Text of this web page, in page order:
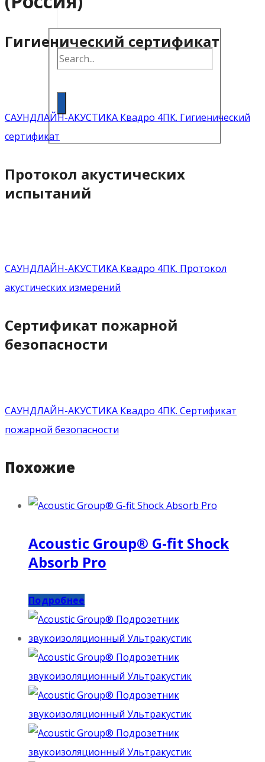
Гигиенический сертификат
САУНДЛАЙН-АКУСТИКА Квадро 4ПК. Гигиенический
сертификат
Протокол акустических
испытаний
САУНДЛАЙН-АКУСТИКА Квадро 4ПК. Протокол
акустических измерений
Сертификат пожарной
безопасности
САУНДЛАЙН-АКУСТИКА Квадро 4ПК. Сертификат
пожарной безопасности
Похожие
Acoustic Group® G-fit Shock
Absorb Pro
Подробнее